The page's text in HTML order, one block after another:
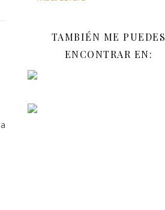
TAMBIÉN ME PUEDES
ENCONTRAR EN: